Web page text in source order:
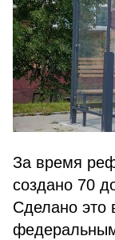
За время
создано 70
Сделано это